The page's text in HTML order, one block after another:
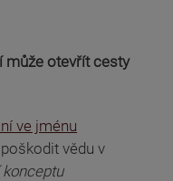
může otevřít cesty
ve jménu
vědu v
konceptu